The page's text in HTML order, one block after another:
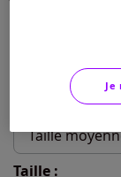
Taille
Taille :
Je